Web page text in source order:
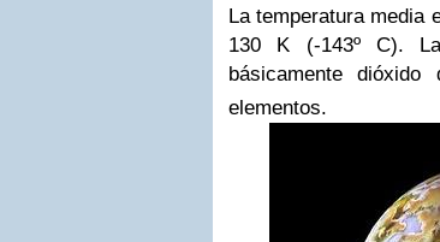
La temperatura media
130 K (-143º C).
básicamente
elementos.